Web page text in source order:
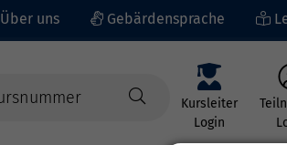
Über uns Gebärdensprache
Kursleiter
Login